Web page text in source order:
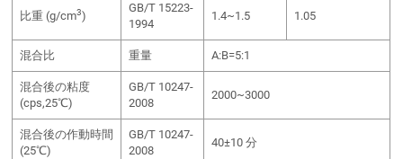
比重 (g/cm3)
GB/T 15223-
1994
1.4~1.5 1.05
混合比 重量 A:B=5:1
混合後の粘度
(cps,25℃)
GB/T 10247-
2008
2000~3000
混合後の作動時間
(25℃)
GB/T 10247-
2008
40±10 分